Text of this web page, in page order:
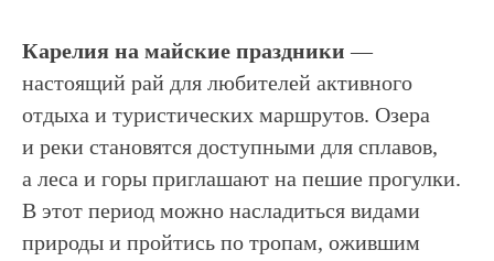
Карелия на майские праздники —
настоящий рай для любителей активного
отдыха и туристических маршрутов. Озера
и реки становятся доступными для сплавов,
а леса и горы приглашают на пешие прогулки.
В этот период можно насладиться видами
природы и пройтись по тропам, ожившим